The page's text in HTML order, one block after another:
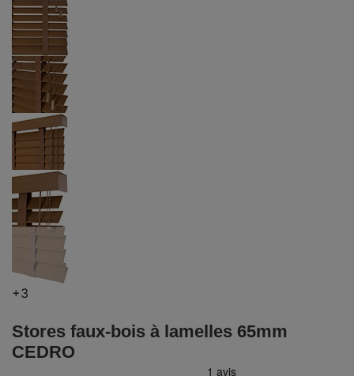
+3
Stores faux-bois à lamelles 65mm
CEDRO